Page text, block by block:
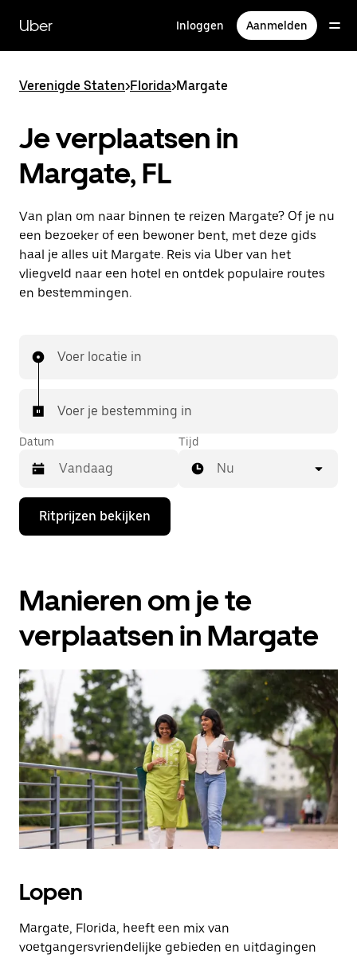
naar
hoofdinhoud
Uber Inloggen Aanmelden
Verenigde Staten>Florida>Margate
Je verplaatsen in
Margate, FL
Van plan om naar binnen te reizen Margate? Of je nu
een bezoeker of een bewoner bent, met deze gids
haal je alles uit Margate. Reis via Uber van het
vliegveld naar een hotel en ontdek populaire routes
en bestemmingen.
Voer locatie in
Voer je bestemming in
Datum
Druk
de
de
agenda
openen
datum
te
selecteren.
Druk
op
Escape
om
de
agenda
te
sluiten.
Tijd
Nu
Ritprijzen bekijken
Manieren om je te
verplaatsen in Margate
Lopen
Margate, Florida, heeft een mix van
voetgangersvriendelijke gebieden en uitdagingen